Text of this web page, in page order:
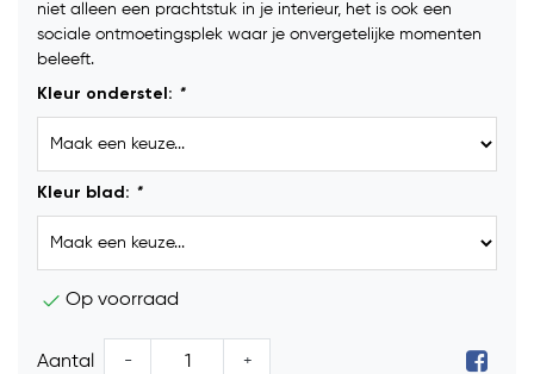
niet alleen een prachtstuk in je interieur, het is ook een
sociale ontmoetingsplek waar je onvergetelijke momenten
beleeft.
Kleur onderstel: *
Kleur blad: *
Op voorraad
Aantal - +